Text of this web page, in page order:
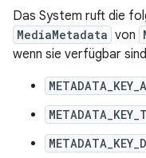
Das System ruft die
MediaMetadata von
wenn sie verfügbar